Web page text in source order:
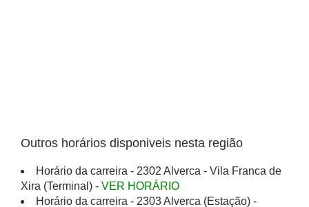
Outros horários disponiveis nesta região
Horário da carreira - 2302 Alverca - Vila Franca de
Xira (Terminal) - VER HORÁRIO
Horário da carreira - 2303 Alverca (Estação) -